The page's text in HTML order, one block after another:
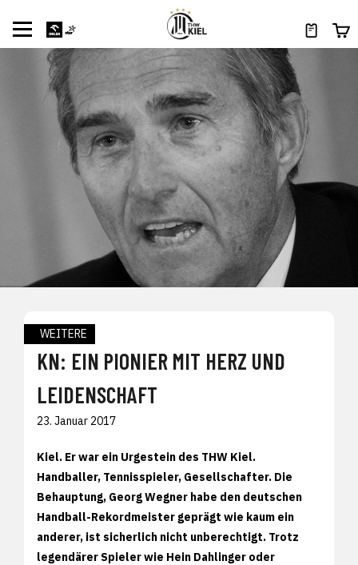
WEITERE
KN: EIN PIONIER MIT HERZ UND
LEIDENSCHAFT
23. Januar 2017
Kiel. Er war ein Urgestein des THW Kiel.
Handballer, Tennisspieler, Gesellschafter. Die
Behauptung, Georg Wegner habe den deutschen
Handball-Rekordmeister geprägt wie kaum ein
anderer, ist sicherlich nicht unberechtigt. Trotz
legendärer Spieler wie Hein Dahlinger oder